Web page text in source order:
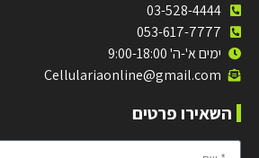
03-528-4444
053-617-7777
ימים א'-ה' 9:00-18:00
Cellulariaonline@gmail.com
השאירו פרטים